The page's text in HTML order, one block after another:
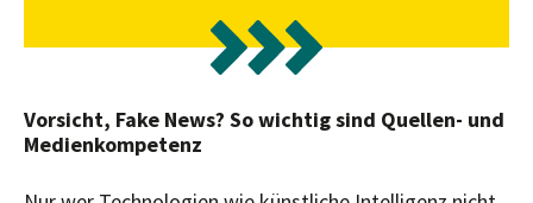
Vorsicht, Fake News? So wichtig sind Quellen- und
Medienkompetenz